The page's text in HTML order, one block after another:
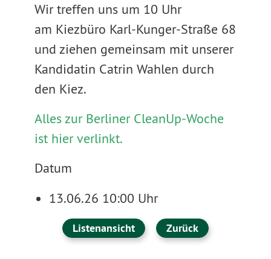
Wir treffen uns um 10 Uhr
am Kiezbüro Karl-Kunger-Straße 68
und ziehen gemeinsam mit unserer
Kandidatin Catrin Wahlen durch
den Kiez.
Alles zur Berliner CleanUp-Woche
ist hier verlinkt.
Datum
13.06.26 10:00 Uhr
Listenansicht Zurück